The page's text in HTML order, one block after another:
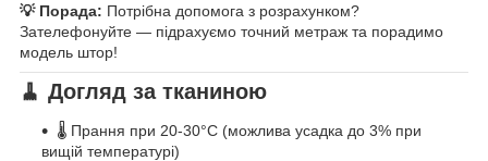
💡 Порада: Потрібна допомога з розрахунком?
Зателефонуйте — підрахуємо точний метраж та порадимо
модель штор!
🧹 Догляд за тканиною
🌡️ Прання при 20-30°C (можлива усадка до 3% при
вищій температурі)